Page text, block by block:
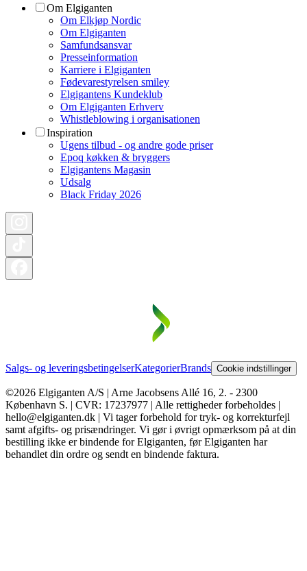
Om Elgiganten
Om Elkjøp Nordic
Om Elgiganten
Samfundsansvar
Presseinformation
Karriere i Elgiganten
Fødevarestyrelsen smiley
Elgigantens Kundeklub
Om Elgiganten Erhverv
Whistleblowing i organisationen
Inspiration
Ugens tilbud - og andre gode priser
Epoq køkken & bryggers
Elgigantens Magasin
Udsalg
Black Friday 2026
Salgs- og leveringsbetingelserKategorierBrands Cookie indstillinger
©2026 Elgiganten A/S | Arne Jacobsens Allé 16, 2. - 2300
København S. | CVR: 17237977 | Alle rettigheder forbeholdes |
hello@elgiganten.dk | Vi tager forbehold for tryk- og korrekturfejl
samt afgifts- og prisændringer. Vi gør i øvrigt opmærksom på at din
bestilling ikke er bindende for Elgiganten, før Elgiganten har
behandlet din ordre og sendt en bindende faktura.